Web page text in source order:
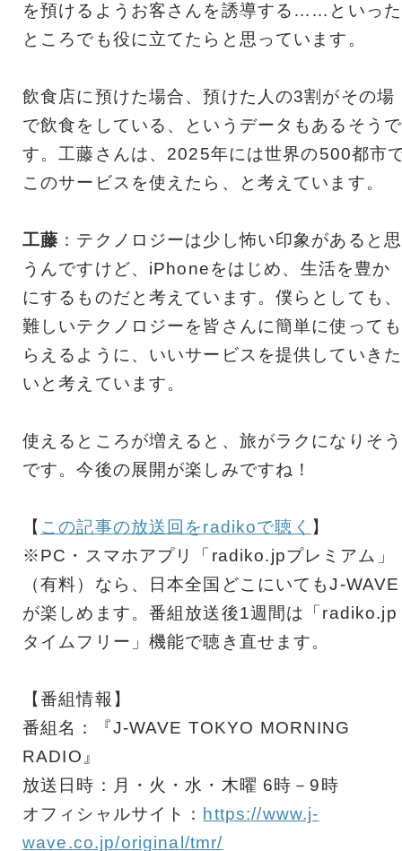
を預けるようお客さんを誘導する……といった
ところでも役に立てたらと思っています。
飲食店に預けた場合、預けた人の3割がその場
で飲食をしている、というデータもあるそうで
す。工藤さんは、2025年には世界の500都市
このサービスを使えたら、と考えています。
工藤 ：テクノロジーは少し怖い印象があると思
うんですけど、iPhoneをはじめ、生活を豊か
にするものだと考えています。僕らとしても、
難しいテクノロジーを皆さんに簡単に使っても
らえるように、いいサービスを提供していきた
いと考えています。
使えるところが増えると、旅がラクになりそう
です。今後の展開が楽しみですね！
【 この記事の放送回をradikoで聴く 】
※PC・スマホアプリ「radiko.jpプレミアム」
（有料）なら、日本全国どこにいてもJ-WAVE
が楽しめます。番組放送後1週間は「radiko.jp
タイムフリー」機能で聴き直せます。
【番組情報】
番組名：『J-WAVE TOKYO MORNING
RADIO』
放送日時：月・火・水・木曜 6時－9時
オフィシャルサイト： https://www.j-
wave.co.jp/original/tmr/